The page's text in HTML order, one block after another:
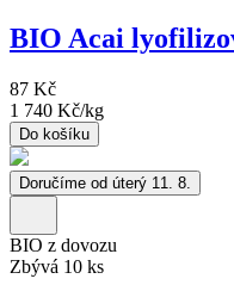
BIO Acai
87 Kč
1 740 Kč/kg
Do košíku
Doručíme od úterý 11. 8.
BIO z dovozu
Zbývá 10 ks